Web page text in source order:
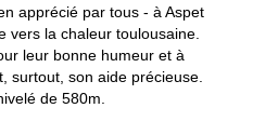
apprécié par tous - à Aspet
vers la chaleur toulousaine.
leur bonne humeur et à
surtout, son aide précieuse.
de 580m.